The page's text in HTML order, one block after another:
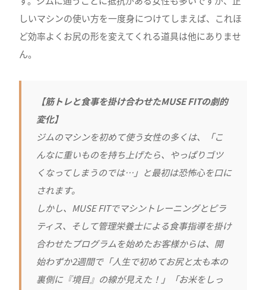
しいマシンの使い方を一度身につけてしまえば、これほ
ど効率よくお尻の形を変えてくれる道具は他にありませ
ん。
【筋トレと食事を掛け合わせたMUSE FITの劇的
変化】
ジムのマシンを初めて使う女性の多くは、「こ
んなに重いものを持ち上げたら、やっぱりゴツ
くなってしまうのでは…」と最初は恐怖心を口に
されます。
しかし、MUSE FITでマシントレーニングとピラ
ティス、そして管理栄養士による食事指導を掛け
合わせたプログラムを始めたお客様からは、開
始わずか2週間で「人生で初めてお尻と太も本の
裏側に『境目』の線が見えた！」「お米をしっ